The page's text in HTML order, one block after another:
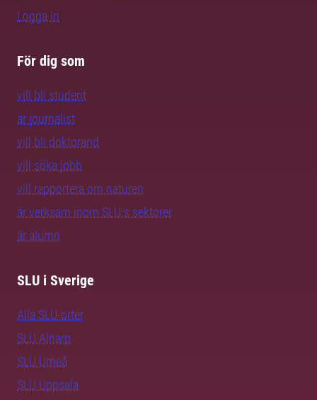
Logga in
För dig som
vill bli student
är journalist
vill bli doktorand
vill söka jobb
vill rapportera om naturen
är verksam inom SLU:s sektorer
är alumn
SLU i Sverige
Alla SLU-orter
SLU Alnarp
SLU Umeå
SLU Uppsala